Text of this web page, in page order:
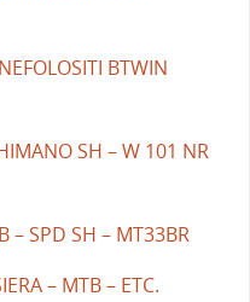
BTWIN
SH – W 101 NR
– SPD SH – MT33BR
– MTB – ETC.